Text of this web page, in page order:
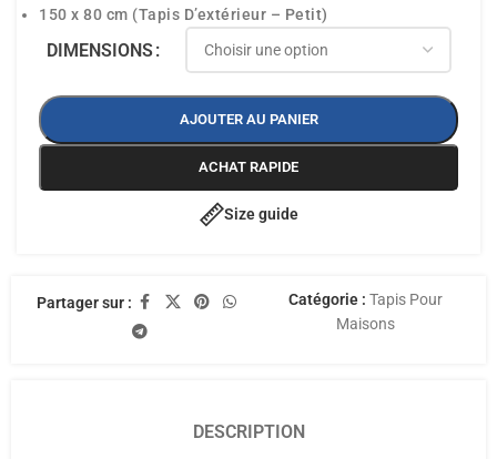
150 x 80 cm (Tapis D’extérieur – Petit)
DIMENSIONS
AJOUTER AU PANIER
ACHAT RAPIDE
Size guide
Partager sur : Catégorie : Tapis Pour
Maisons
DESCRIPTION